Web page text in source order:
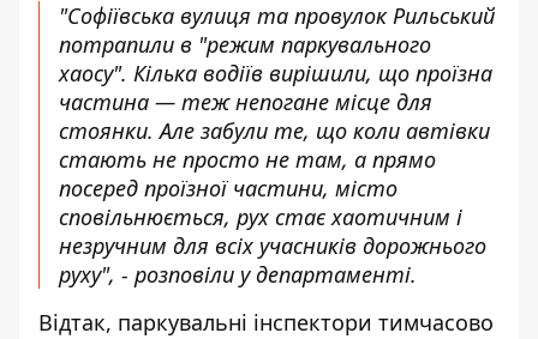
"Софіївська вулиця та провулок Рильський
потрапили в "режим паркувального
хаосу". Кілька водіїв вирішили, що проїзна
частина — теж непогане місце для
стоянки. Але забули те, що коли автівки
стають не просто не там, а прямо
посеред проїзної частини, місто
сповільнюється, рух стає хаотичним і
незручним для всіх учасників дорожнього
руху", - розповіли у департаменті.
Відтак, паркувальні інспектори тимчасово